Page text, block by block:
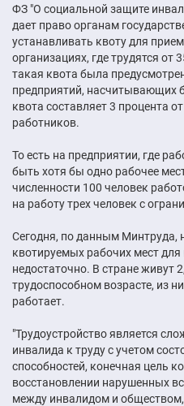
ФЗ "О социальной защите
дает право органам
устанавливать квоту для
организациях, где трудятся от
такая квота была
предприятий, насчитывающих
квота составляет 3 процента
работников.
То есть на предприятии, где
быть хотя бы одно рабочее
численности 100 человек
на работу трех человек с
Сегодня, по данным Минтруда,
квотируемых рабочих мест
недостаточно. В стране живут
трудоспособном возрасте, из
работает.
"Трудоустройство является
инвалида к труду с учетом
способностей, конечная цель
восстановлении нарушенных
между инвалидом и